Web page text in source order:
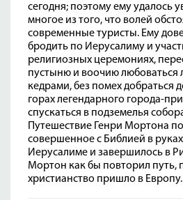
сегодня; поэтому ему удалось
многое из того, что волей
современные туристы. Ему
бродить по Иерусалиму и
религиозных церемониях,
пустыню и воочию любоваться
кедрами, без помех добраться
горах легендарного города-
спускаться в подземелья
Путешествие Генри Мортона
совершенное с Библией в
Иерусалиме и завершилось в
Мортон как бы повторил путь,
христианство пришло в Европу.